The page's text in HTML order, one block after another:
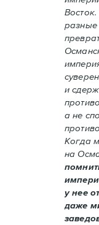
разные
и
а не
Когда
на
у нее
даже